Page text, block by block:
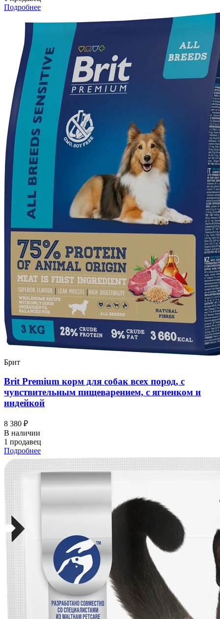
Подробнее
Брит
Brit Premium корм для собак всех пород, с
чувствительным пищеварением, с ягненком и
индейкой
8 380 ₽
В наличии
1 продавец
Подробнее